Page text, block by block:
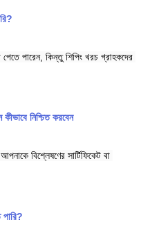
পারেন, কিন্তু শিপিং খরচ গ্রাহকদের
নিশ্চিত করবেন
বিশ্লেষণের সার্টিফিকেট বা